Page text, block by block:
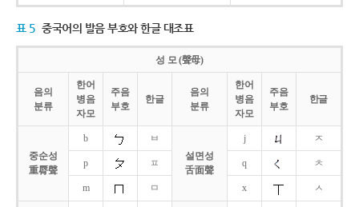
표 5 중국어의 발음 부호와 한글 대조표
성 모 (聲母)
음의
분류
한어
병음
자모
주음
부호
한글
음의
분류
한어
병음
자모
주음
부호
한글
중순성
重脣聲
b
ㅂ
설면성
舌面聲
j ㅈ
p ㅍ q ㅊ
m ㅁ x ㅅ